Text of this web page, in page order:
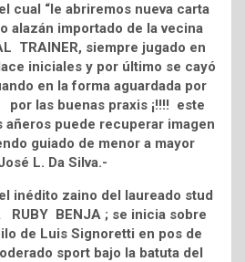
cual “le abriremos nueva carta
alazán importado de la vecina
TRAINER, siempre jugado en
iniciales y por último se cayó
en la forma aguardada por
por las buenas praxis ¡!!!! este
puede recuperar imagen
guiado de menor a mayor
L. Da Silva.-
inédito zaino del laureado stud
BENJA ; se inicia sobre
de Luis Signoretti en pos de
sport bajo la batuta del